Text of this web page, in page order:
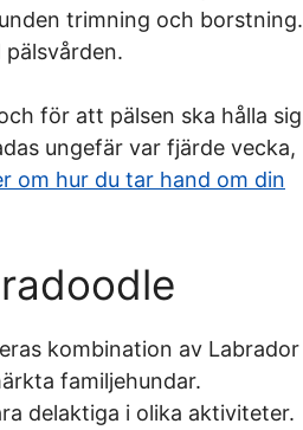
trimning och borstning.
för att pälsen ska hålla sig
ungefär var fjärde vecka,
om hur du tar hand om din
kombination av Labrador
familjehundar.
delaktiga i olika aktiviteter.